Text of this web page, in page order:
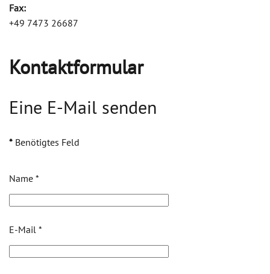
Fax:
+49 7473 26687
Kontaktformular
Eine E-Mail senden
* Benötigtes Feld
Name *
E-Mail *